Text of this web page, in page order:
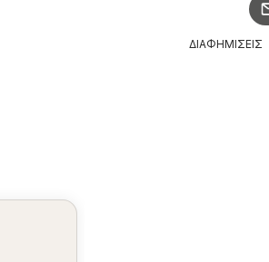
ΔΙΑΦΗΜΙΣΕΙΣ